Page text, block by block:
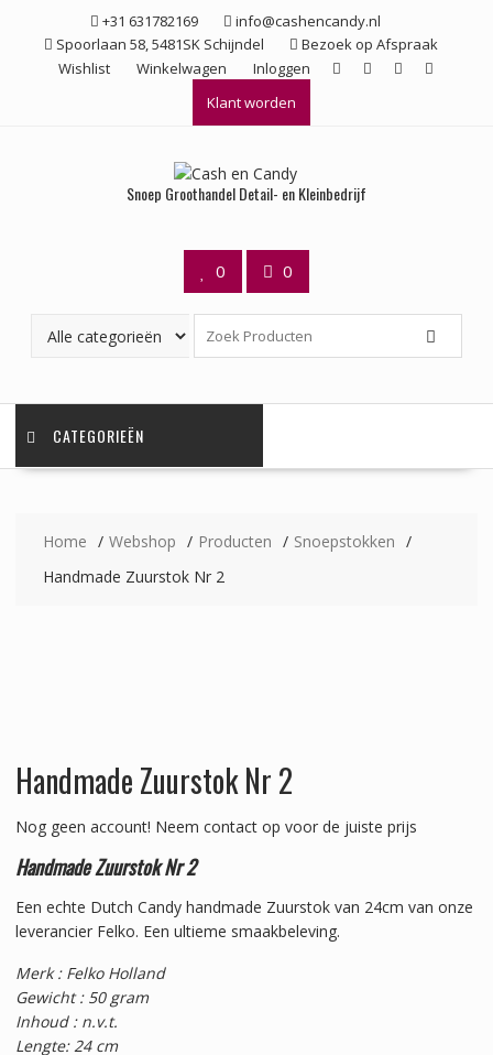
+31 631782169
info@cashencandy.nl
Spoorlaan 58, 5481SK Schijndel
Bezoek op Afspraak
Wishlist
Winkelwagen
Inloggen
Klant worden
Snoep Groothandel Detail- en Kleinbedrijf
0 0
CATEGORIEËN
Home Webshop Producten
Snoepstokken
Handmade Zuurstok Nr 2
Handmade Zuurstok Nr 2
Nog geen account! Neem contact op voor de juiste prijs
Handmade Zuurstok Nr 2
Een echte Dutch Candy handmade Zuurstok van 24cm van onze
leverancier Felko. Een ultieme smaakbeleving.
Merk : Felko Holland
Gewicht : 50 gram
Inhoud : n.v.t.
Lengte: 24 cm